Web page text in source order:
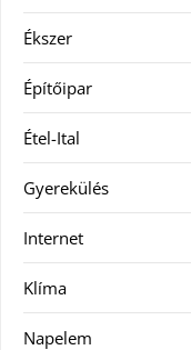
Ékszer
Építőipar
Étel-Ital
Gyerekülés
Internet
Klíma
Napelem